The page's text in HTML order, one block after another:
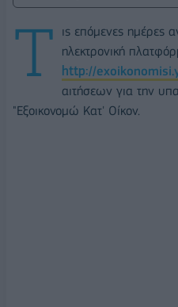
Τ
ις επόμενες ημέρες
ηλεκτρονική
http://
αιτήσεων για την
"Εξοικονομώ Κατ' Οίκον.